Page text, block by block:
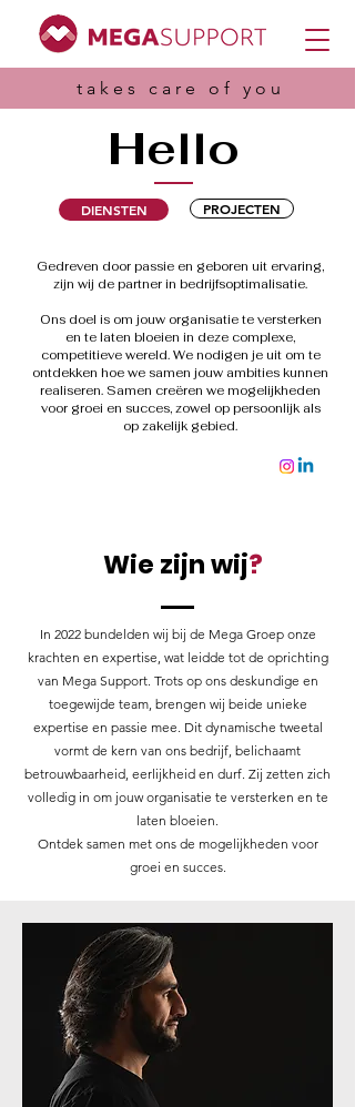
takes care of you
Hello
DIENSTEN PROJECTEN
Gedreven door passie en geboren uit ervaring,
zijn wij de partner in bedrijfsoptimalisatie.
Ons doel is om jouw organisatie te versterken
en te laten bloeien in deze complexe,
competitieve wereld. We nodigen je uit om te
ontdekken hoe we samen jouw ambities kunnen
realiseren. Samen creëren we mogelijkheden
voor groei en succes, zowel op persoonlijk als
op zakelijk gebied.
Wie zijn wij?
In 2022 bundelden wij bij de Mega Groep onze
krachten en expertise, wat leidde tot de oprichting
van Mega Support. Trots op ons deskundige en
toegewijde team, brengen wij beide unieke
expertise en passie mee. Dit dynamische tweetal
vormt de kern van ons bedrijf, belichaamt
betrouwbaarheid, eerlijkheid en durf. Zij zetten zich
volledig in om jouw organisatie te versterken en te
laten bloeien.
Ontdek samen met ons de mogelijkheden voor
groei en succes.